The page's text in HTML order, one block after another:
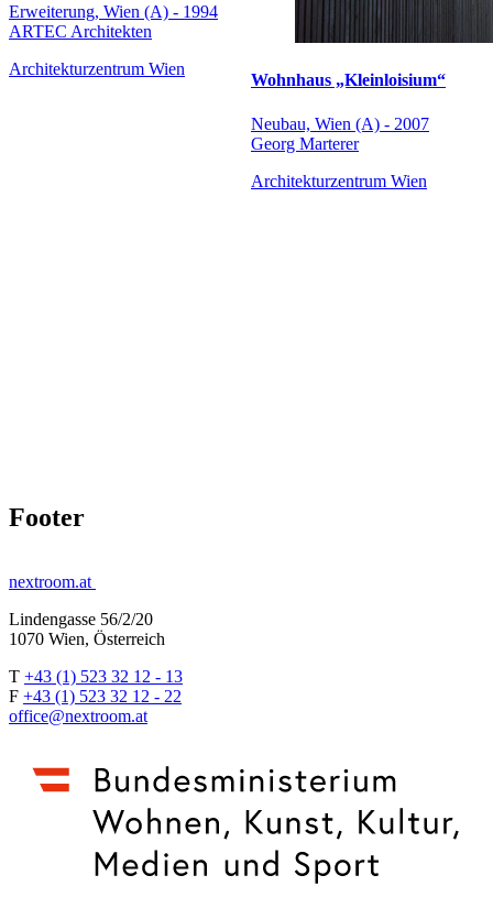
Erweiterung, Wien (A) - 1994
ARTEC Architekten
Architekturzentrum Wien
Wohnhaus „Kleinloisium“
Neubau, Wien (A) - 2007
Georg Marterer
Architekturzentrum Wien
Footer
nextroom.at
Lindengasse 56/2/20
1070 Wien, Österreich
T +43 (1) 523 32 12 - 13
F +43 (1) 523 32 12 - 22
office@nextroom.at